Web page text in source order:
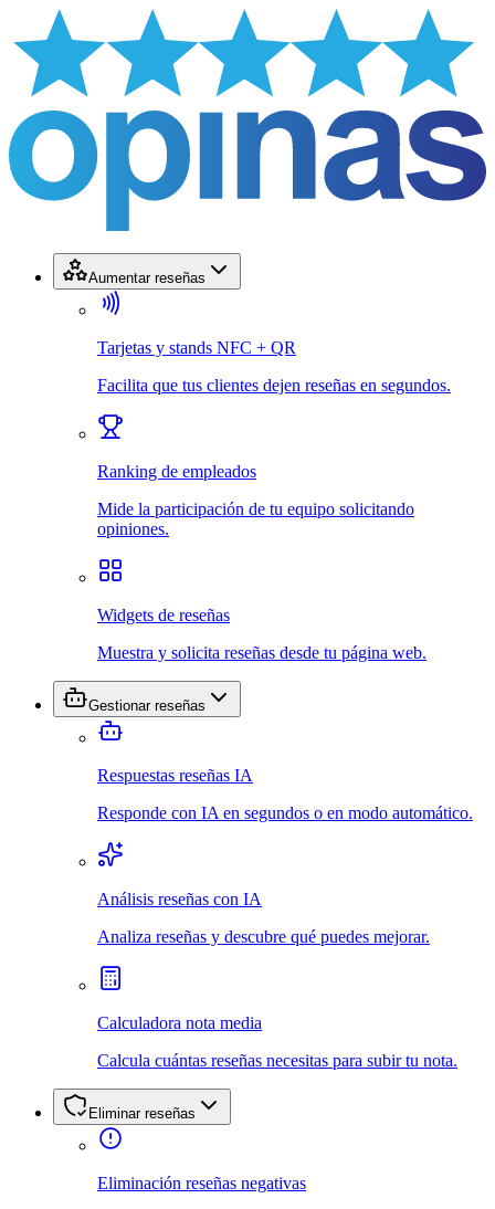
Aumentar reseñas
Tarjetas y stands NFC + QR
Facilita que tus clientes dejen reseñas en segundos.
Ranking de empleados
Mide la participación de tu equipo solicitando
opiniones.
Widgets de reseñas
Muestra y solicita reseñas desde tu página web.
Gestionar reseñas
Respuestas reseñas IA
Responde con IA en segundos o en modo automático.
Análisis reseñas con IA
Analiza reseñas y descubre qué puedes mejorar.
Calculadora nota media
Calcula cuántas reseñas necesitas para subir tu nota.
Eliminar reseñas
Eliminación reseñas negativas